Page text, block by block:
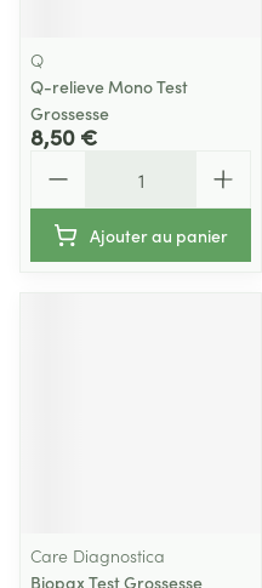
Q
Q-relieve Mono Test
Grossesse
8,50 €
Ajouter au panier
Care Diagnostica
Biopax Test Grossesse